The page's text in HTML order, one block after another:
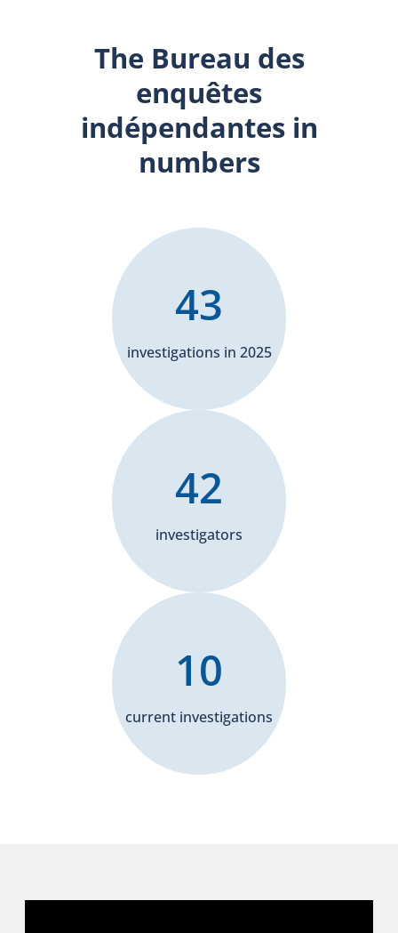
The Bureau des
enquêtes
indépendantes in
numbers
investigations in 2025
43
investigators
42
current investigations
10